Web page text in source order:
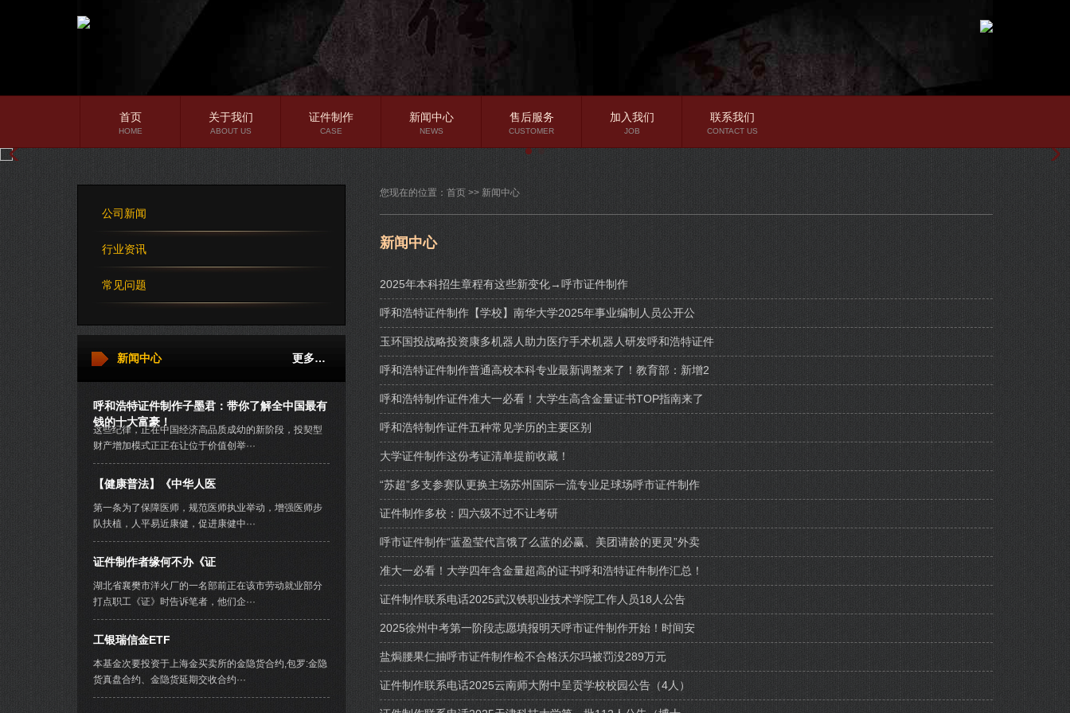
行业资讯
常见问题
首页
HOME
关于我们
ABOUT US
证件制作
CASE
新闻中心
NEWS
售后服务
CUSTOMER
加入我们
JOB
联系我们
CONTACT US
公司新闻
行业资讯
常见问题
更多…
新闻中心
呼和浩特证件制作子墨君：带你了解全中国最有
钱的十大富豪！
这些纪律，正在中国经济高品质成幼的新阶段，投契型
财产增加模式正正在让位于价值创举···
【健康普法】《中华人医
第一条为了保障医师，规范医师执业举动，增强医师步
队扶植，人平易近康健，促进康健中···
证件制作者缘何不办《证
湖北省襄樊市洋火厂的一名部前正在该市劳动就业部分
打点职工《证》时告诉笔者，他们企···
工银瑞信金ETF
本基金次要投资于上海金买卖所的金隐货合约,包罗:金隐
货真盘合约、金隐货延期交收合约···
您现在的位置： 首页 >> 新闻中心
新闻中心
2025年本科招生章程有这些新变化→呼市证件制作
呼和浩特证件制作【学校】南华大学2025年事业编制人员公开公
玉环国投战略投资康多机器人助力医疗手术机器人研发呼和浩特证件
呼和浩特证件制作普通高校本科专业最新调整来了！教育部：新增2
呼和浩特制作证件准大一必看！大学生高含金量证书TOP指南来了
呼和浩特制作证件五种常见学历的主要区别
大学证件制作这份考证清单提前收藏！
“苏超”多支参赛队更换主场苏州国际一流专业足球场呼市证件制作
证件制作多校：四六级不过不让考研
呼市证件制作“蓝盈莹代言饿了么蓝的必赢、美团请龄的更灵”外卖
准大一必看！大学四年含金量超高的证书呼和浩特证件制作汇总！
证件制作联系电话2025武汉铁职业技术学院工作人员18人公告
2025徐州中考第一阶段志愿填报明天呼市证件制作开始！时间安
盐焗腰果仁抽呼市证件制作检不合格沃尔玛被罚没289万元
证件制作联系电话2025云南师大附中呈贡学校校园公告（4人）